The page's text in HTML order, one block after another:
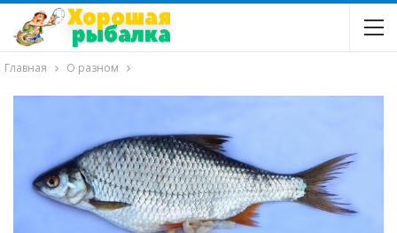
Главная О разном